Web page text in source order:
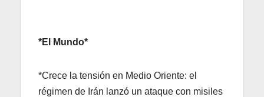
*El Mundo*
*Crece la tensión en Medio Oriente: el
régimen de Irán lanzó un ataque con misiles